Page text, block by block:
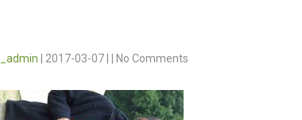
2017-03-07 No Comments